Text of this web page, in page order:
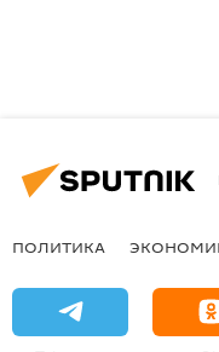
ПОЛИТИКА